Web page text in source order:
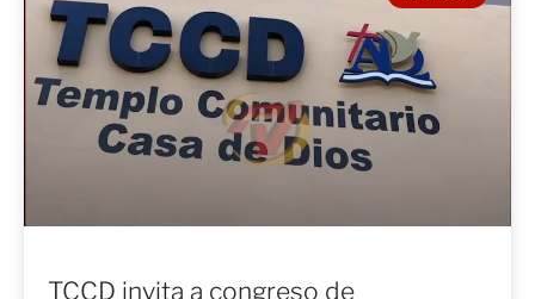
TCCD invita a congreso de